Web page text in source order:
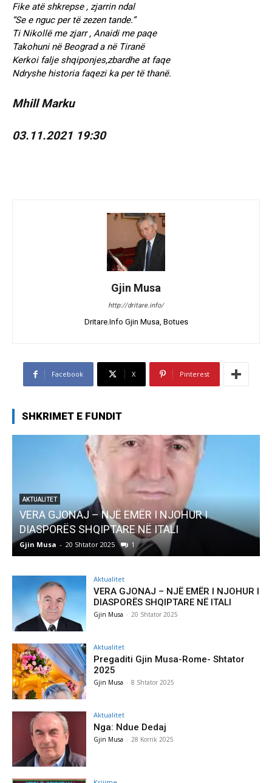
Fike atë shkrepse , zjarrin ndal
“Se e nguc per të zezen tande.”
Ti Nikollë me zjarr , Anaidi me paqe
Takohuni në Beograd a në Tiranë
Kerkoi falje shqiponjes,zbardhe at faqe
Ndryshe historia faqezi ka per të thanë.
Mhill Marku
03.11.2021 19:30
Gjin Musa
http://dritare.info/
Dritare.Info Gjin Musa, Botues
Facebook X Pinterest
SHKRIMET E FUNDIT
AKTUALITET
Pregaditi Gjin Musa-Rome- Shtator 2025
Gjin Musa - 8 Shtator 2025
Aktualitet
VERA GJONAJ – NJË EMËR I NJOHUR I
DIASPORËS SHQIPTARE NË ITALI
Gjin Musa - 20 Shtator 2025
Aktualitet
Pregaditi Gjin Musa-Rome- Shtator
2025
Gjin Musa - 8 Shtator 2025
Aktualitet
Nga: Ndue Dedaj
Gjin Musa - 28 Korrik 2025